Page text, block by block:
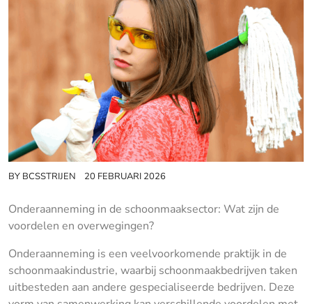
BY BCSSTRIJEN 20 FEBRUARI 2026
Onderaanneming in de schoonmaaksector: Wat zijn de
voordelen en overwegingen?
Onderaanneming is een veelvoorkomende praktijk in de
schoonmaakindustrie, waarbij schoonmaakbedrijven taken
uitbesteden aan andere gespecialiseerde bedrijven. Deze